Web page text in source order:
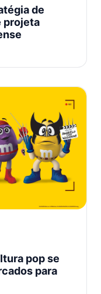
de
projeta
pop se
para